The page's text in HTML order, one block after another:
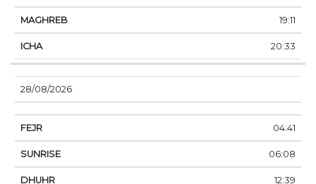
19:11
20:33
28/08/2026
04:41
06:08
12:39